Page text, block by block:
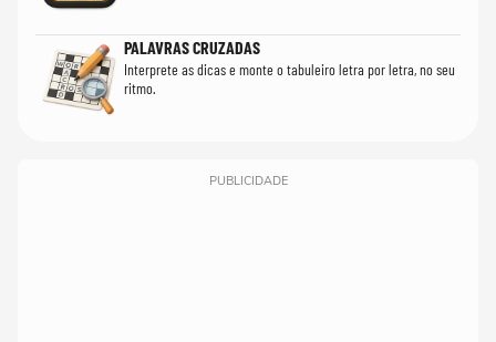
PALAVRAS CRUZADAS
Interprete as dicas e monte o tabuleiro letra por letra, no seu
ritmo.
PUBLICIDADE